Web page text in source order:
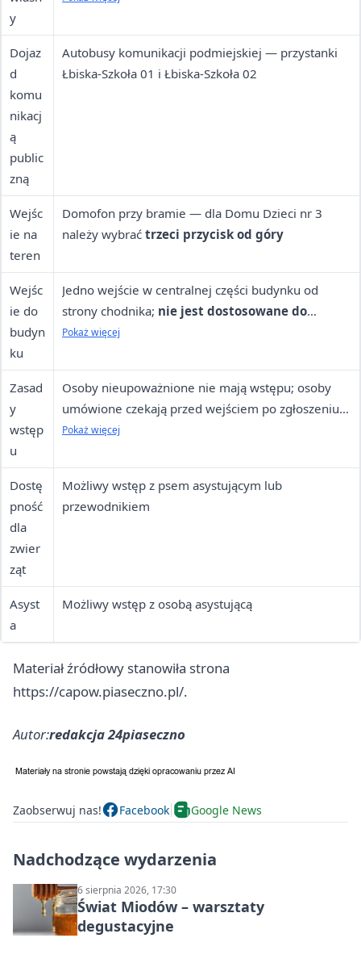
y
nr 2
Dojaz
d
komu
nikacj
ą
public
zną
Autobusy komunikacji podmiejskiej — przystanki
Łbiska-Szkoła 01 i Łbiska-Szkoła 02
Wejśc
ie na
teren
Domofon przy bramie — dla Domu Dzieci nr 3
należy wybrać trzeci przycisk od góry
Wejśc
ie do
budyn
ku
Jedno wejście w centralnej części budynku od
strony chodnika; nie jest dostosowane do
potrzeb osób z niepełnosprawnością ruchową
Pokaż więcej
Zasad
y
wstęp
u
Osoby nieupoważnione nie mają wstępu; osoby
umówione czekają przed wejściem po zgłoszeniu
obecności dzwonkiem po prawej stronie drzwi
Pokaż więcej
Dostę
pność
dla
zwier
ząt
Możliwy wstęp z psem asystującym lub
przewodnikiem
Asyst
a
Możliwy wstęp z osobą asystującą
Materiał źródłowy stanowiła strona
https://capow.piaseczno.pl/.
Autor:redakcja 24piaseczno
Zaobserwuj nas! Facebook Google News
Nadchodzące wydarzenia
6 sierpnia 2026, 17:30
Świat Miodów – warsztaty
degustacyjne